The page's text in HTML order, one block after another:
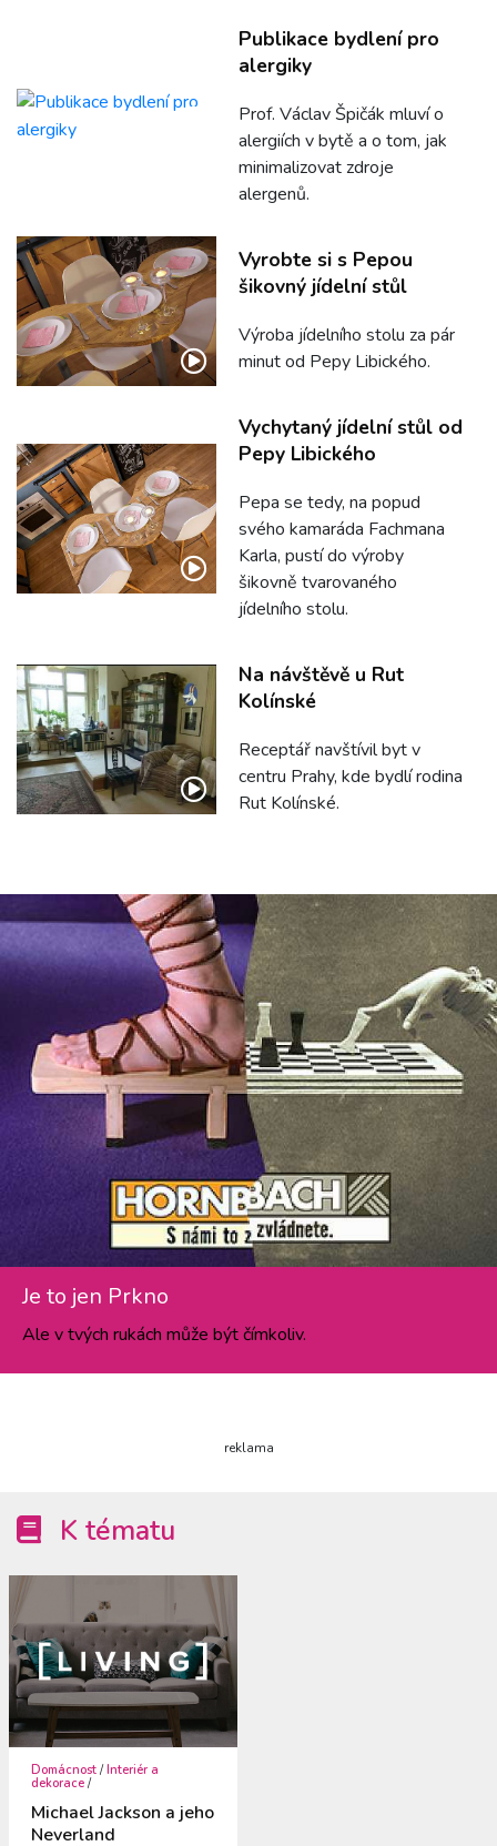
Publikace bydlení pro
alergiky
Prof. Václav Špičák mluví o
alergiích v bytě a o tom, jak
minimalizovat zdroje
alergenů.
Vyrobte si s Pepou
šikovný jídelní stůl
Výroba jídelního stolu za pár
minut od Pepy Libického.
Vychytaný jídelní stůl od
Pepy Libického
Pepa se tedy, na popud
svého kamaráda Fachmana
Karla, pustí do výroby
šikovně tvarovaného
jídelního stolu.
Na návštěvě u Rut
Kolínské
Receptář navštívil byt v
centru Prahy, kde bydlí rodina
Rut Kolínské.
Je to jen Prkno
Ale v tvých rukách může být čímkoliv.
reklama
K tématu
Domácnost / Interiér a
dekorace /
Michael Jackson a jeho
Neverland